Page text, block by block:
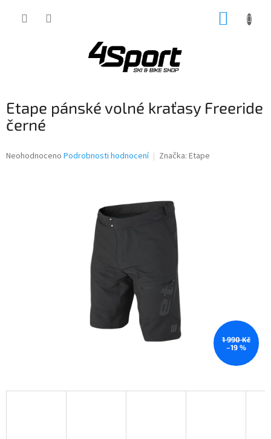
Etape pánské volné kraťasy Freeride
černé
Průměrné
Neohodnoceno Podrobnosti hodnocení Značka: Etape
1 990 Kč
–19 %